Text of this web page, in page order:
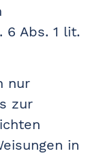
6 Abs. 1 lit.
nur
zur
in